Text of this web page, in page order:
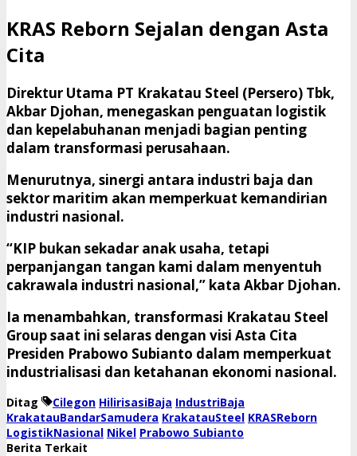
KRAS Reborn Sejalan dengan Asta
Cita
Direktur Utama PT Krakatau Steel (Persero) Tbk,
Akbar Djohan, menegaskan penguatan logistik
dan kepelabuhanan menjadi bagian penting
dalam transformasi perusahaan.
Menurutnya, sinergi antara industri baja dan
sektor maritim akan memperkuat kemandirian
industri nasional.
“KIP bukan sekadar anak usaha, tetapi
perpanjangan tangan kami dalam menyentuh
cakrawala industri nasional,” kata Akbar Djohan.
Ia menambahkan, transformasi Krakatau Steel
Group saat ini selaras dengan visi Asta Cita
Presiden Prabowo Subianto dalam memperkuat
industrialisasi dan ketahanan ekonomi nasional.
Ditag Cilegon HilirisasiBaja IndustriBaja
KrakatauBandarSamudera KrakatauSteel KRASReborn
LogistikNasional Nikel Prabowo Subianto
Berita Terkait